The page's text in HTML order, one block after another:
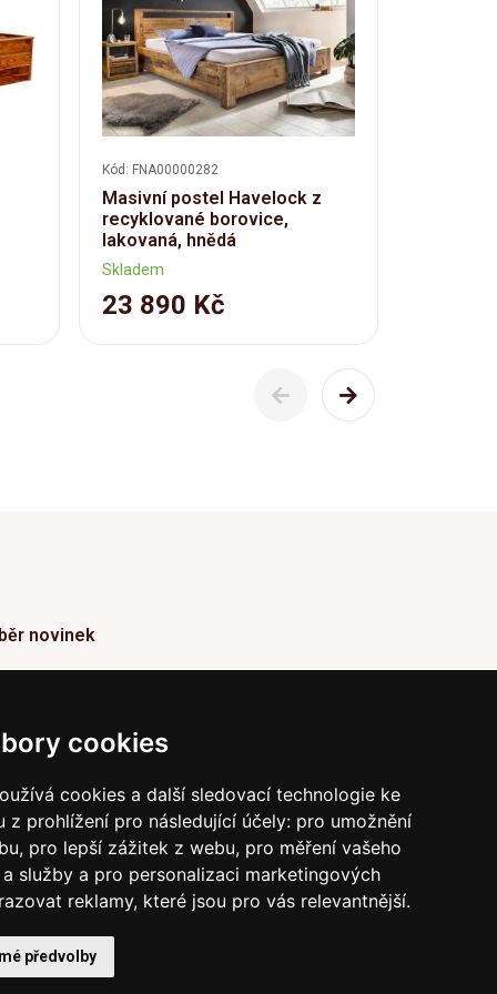
cookies
cookies a další sledovací technologie ke
z prohlížení pro následující účely: pro umožnění
, pro lepší zážitek z webu, pro měření vašeho
služby a pro personalizaci marketingových
reklamy, které jsou pro vás relevantnější.
předvolby
Kód: FNA00000282
Masivní postel Havelock z
recyklované borovice,
lakovaná, hnědá
Skladem
23 890 Kč
novinek
odběru současně souhlasíte s našimi podmínkami o
soukromía současně nám udělujete souhlas se
obchodních e-mailů.